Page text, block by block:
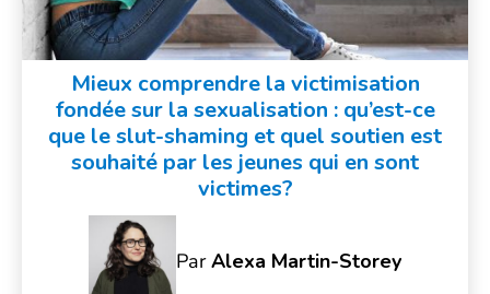
Mieux comprendre la victimisation
fondée sur la sexualisation : qu’est-ce
que le slut-shaming et quel soutien est
souhaité par les jeunes qui en sont
victimes?
ParAlexa Martin-Storey